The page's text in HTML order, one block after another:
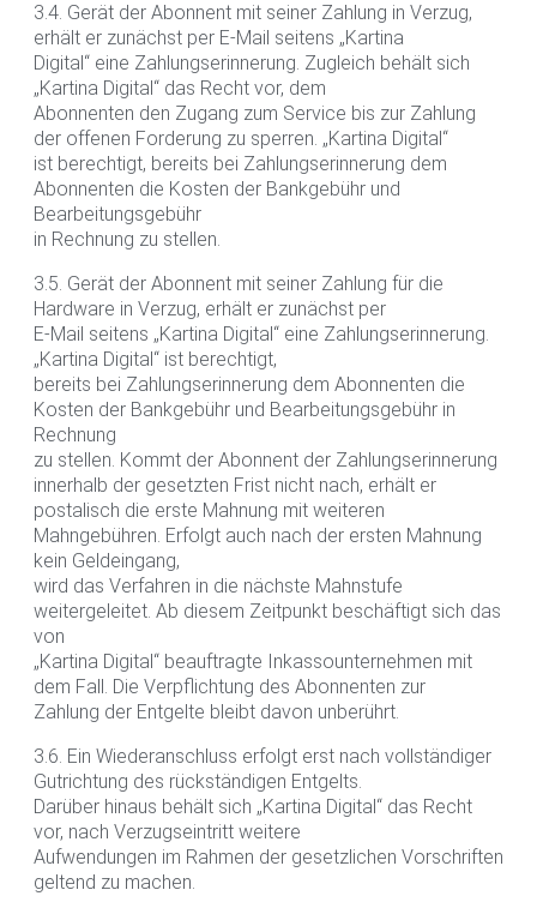
3.4. Gerät der Abonnent mit seiner Zahlung in Verzug,
erhält er zunächst per E-Mail seitens „Kartina
Digital“ eine Zahlungserinnerung. Zugleich behält sich
„Kartina Digital“ das Recht vor, dem
Abonnenten den Zugang zum Service bis zur Zahlung
der offenen Forderung zu sperren. „Kartina Digital“
ist berechtigt, bereits bei Zahlungserinnerung dem
Abonnenten die Kosten der Bankgebühr und
Bearbeitungsgebühr
in Rechnung zu stellen.
3.5. Gerät der Abonnent mit seiner Zahlung für die
Hardware in Verzug, erhält er zunächst per
E-Mail seitens „Kartina Digital“ eine Zahlungserinnerung.
„Kartina Digital“ ist berechtigt,
bereits bei Zahlungserinnerung dem Abonnenten die
Kosten der Bankgebühr und Bearbeitungsgebühr in
Rechnung
zu stellen. Kommt der Abonnent der Zahlungserinnerung
innerhalb der gesetzten Frist nicht nach, erhält er
postalisch die erste Mahnung mit weiteren
Mahngebühren. Erfolgt auch nach der ersten Mahnung
kein Geldeingang,
wird das Verfahren in die nächste Mahnstufe
weitergeleitet. Ab diesem Zeitpunkt beschäftigt sich das
von
„Kartina Digital“ beauftragte Inkassounternehmen mit
dem Fall. Die Verpflichtung des Abonnenten zur
Zahlung der Entgelte bleibt davon unberührt.
3.6. Ein Wiederanschluss erfolgt erst nach vollständiger
Gutrichtung des rückständigen Entgelts.
Darüber hinaus behält sich „Kartina Digital“ das Recht
vor, nach Verzugseintritt weitere
Aufwendungen im Rahmen der gesetzlichen Vorschriften
geltend zu machen.